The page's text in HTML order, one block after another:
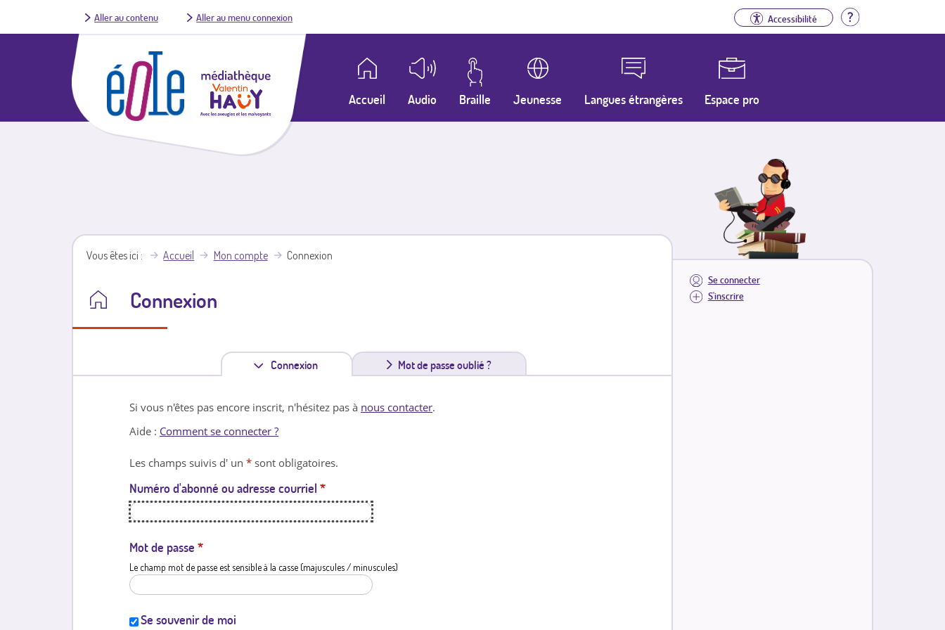
Aller au contenu Aller au menu connexion Accessibilité Aide
Accueil Audio Braille Jeunesse Langues étrangères Espace pro
Se connecter
S'inscrire
Vous êtes ici Accueil Mon compte Connexion
Connexion
Connexion
n
l
e
Mot de passe oublié ?
Si vous n'êtes pas encore inscrit, n'hésitez pas à nous contacter.
Aide : Comment se connecter ?
Les champs suivis d' un * sont obligatoires.
Numéro d'abonné ou adresse courriel *
Mot de passe *
Le champ mot de passe est sensible à la casse (majuscules / minuscules)
Se souvenir de moi